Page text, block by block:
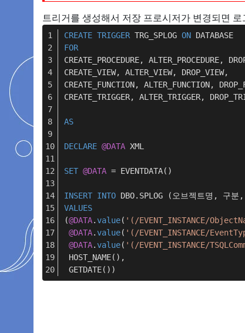
트리거를 생성해서 저장 프로시저가 변경되면
CREATE TRIGGER TRG_SPLOG ON DATABASE
FOR
CREATE_PROCEDURE, ALTER_PROCEDURE,
CREATE_VIEW, ALTER_VIEW, DROP_VIEW,
CREATE_FUNCTION, ALTER_FUNCTION,
CREATE_TRIGGER, ALTER_TRIGGER,
AS
DECLARE @DATA XML
SET @DATA = EVENTDATA()
INSERT INTO DBO.SPLOG (오브젝트명, 구
VALUES
(@DATA.value( '(/EVENT_INSTANCE/
@DATA.value( '(/EVENT_INSTANCE/
@DATA.value( '(/EVENT_INSTANCE/
HOST_NAME(),
GETDATE())